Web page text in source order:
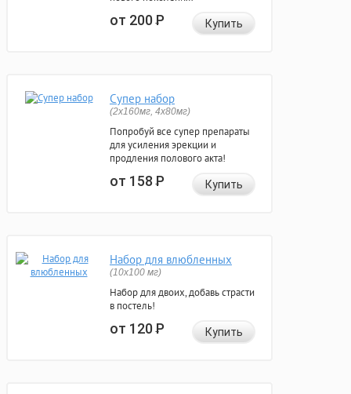
от 200Р Купить
Супер набор
(2х160мг, 4х80мг)
Попробуй все супер препараты
для усиления эрекции и
продления полового акта!
от 158Р Купить
Набор для влюбленных
(10х100 мг)
Набор для двоих, добавь страсти
в постель!
от 120Р Купить